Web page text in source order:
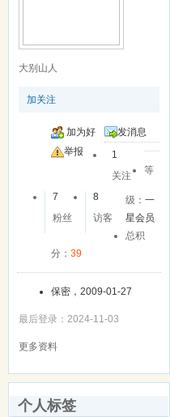
大别山人
加关注
加为好
友
发消息
举报
1
关注
7
粉丝
8
访客
等
级：一
星会员
总积
分： 39
保密，2009-01-27
最后登录：2024-11-03
更多资料
个人标签